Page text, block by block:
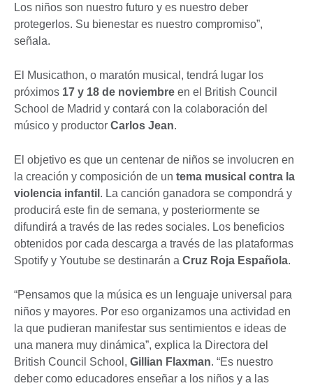
Los niños son nuestro futuro y es nuestro deber
protegerlos. Su bienestar es nuestro compromiso”,
señala.
El Musicathon, o maratón musical, tendrá lugar los
próximos 17 y 18 de noviembre en el British Council
School de Madrid y contará con la colaboración del
músico y productor Carlos Jean.
El objetivo es que un centenar de niños se involucren en
la creación y composición de un tema musical contra la
violencia infantil . La canción ganadora se compondrá y
producirá este fin de semana, y posteriormente se
difundirá a través de las redes sociales. Los beneficios
obtenidos por cada descarga a través de las plataformas
Spotify y Youtube se destinarán a Cruz Roja Española.
“Pensamos que la música es un lenguaje universal para
niños y mayores. Por eso organizamos una actividad en
la que pudieran manifestar sus sentimientos e ideas de
una manera muy dinámica”, explica la Directora del
British Council School, Gillian Flaxman. “Es nuestro
deber como educadores enseñar a los niños y a las